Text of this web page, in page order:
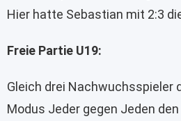
Hier hatte Sebastian mit 2:3
Freie Partie U19:
Gleich drei Nachwuchsspieler
Modus Jeder gegen Jeden